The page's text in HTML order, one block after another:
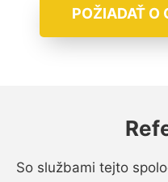
POŽIADAŤ O
So službami tejto